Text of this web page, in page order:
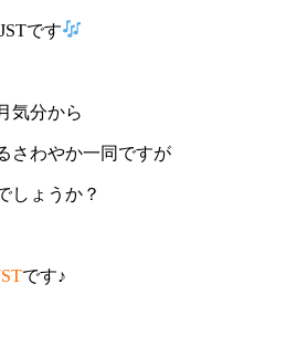
です
気分から
さわやか一同ですが
しょうか？
です♪